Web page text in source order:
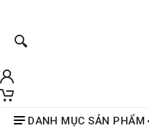
DANH MỤC SẢN PHẨM